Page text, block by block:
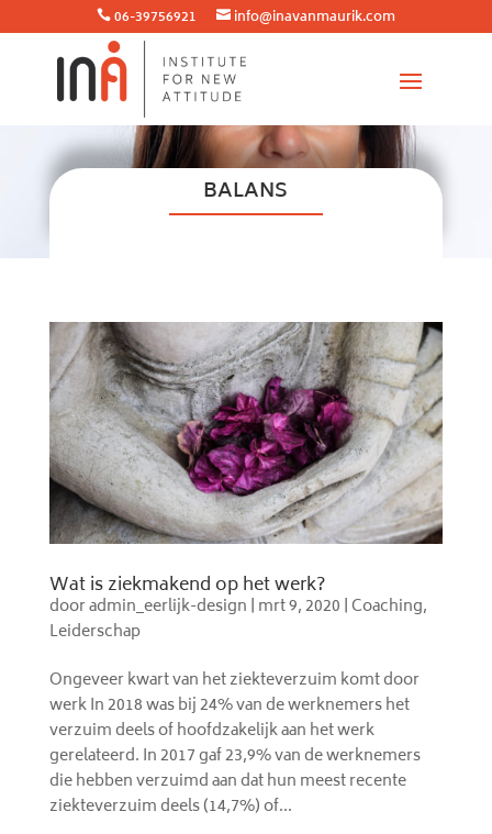
 06-39756921  info@inavanmaurik.com
BALANS
Wat is ziekmakend op het werk?
dooradmin_eerlijk-design | mrt 9, 2020 |Coaching,
Leiderschap
Ongeveer kwart van het ziekteverzuim komt door
werk In 2018 was bij 24% van de werknemers het
verzuim deels of hoofdzakelijk aan het werk
gerelateerd. In 2017 gaf 23,9% van de werknemers
die hebben verzuimd aan dat hun meest recente
ziekteverzuim deels (14,7%) of...